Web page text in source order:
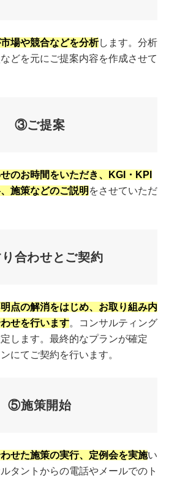
場や競合などを分析します。分析
どを元にご提案内容を作成させて
③ご提案
のお時間をいただき、KGI・KPI
施策などのご説明 をさせていただ
合わせとご契約
点の解消をはじめ、お取り組み内
せを行います。コンサルティング
します。最終的なプランが確定
にてご契約を行います。
⑤施策開始
せた施策の実行、定例会を実施い
タントからの電話やメールでのト